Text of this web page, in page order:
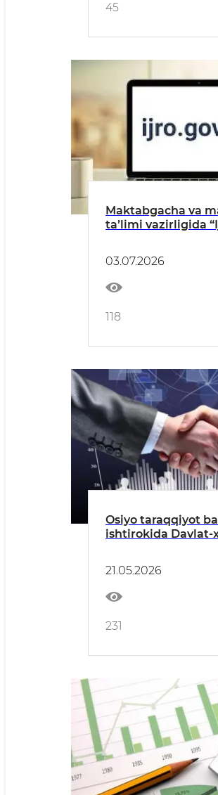
45
Maktabgacha va
taʼlimi vazirligida
MAʼLUMOT (IYUN)
03.07.2026
118
Osiyo taraqqiyot
ishtirokida Davlat-
13 ta umumiy oʻrta
maktablarini
21.05.2026
231